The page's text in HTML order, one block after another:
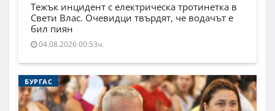
Тежък инцидент с електрическа тротинетка в
Свети Влас. Очевидци твърдят, че водачът е
бил пиян
04.08.2026 00:53ч.
БУРГАС